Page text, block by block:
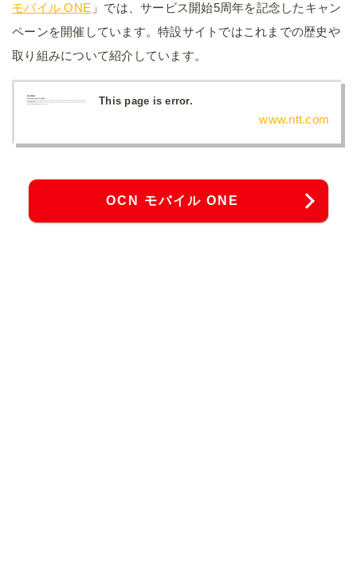
モバイル ONE 」では、サービス開始5周年を記念したキャン
ペーンを開催しています。特設サイトではこれまでの歴史や
取り組みについて紹介しています。
This page is error.
www.ntt.com
OCN モバイル ONE